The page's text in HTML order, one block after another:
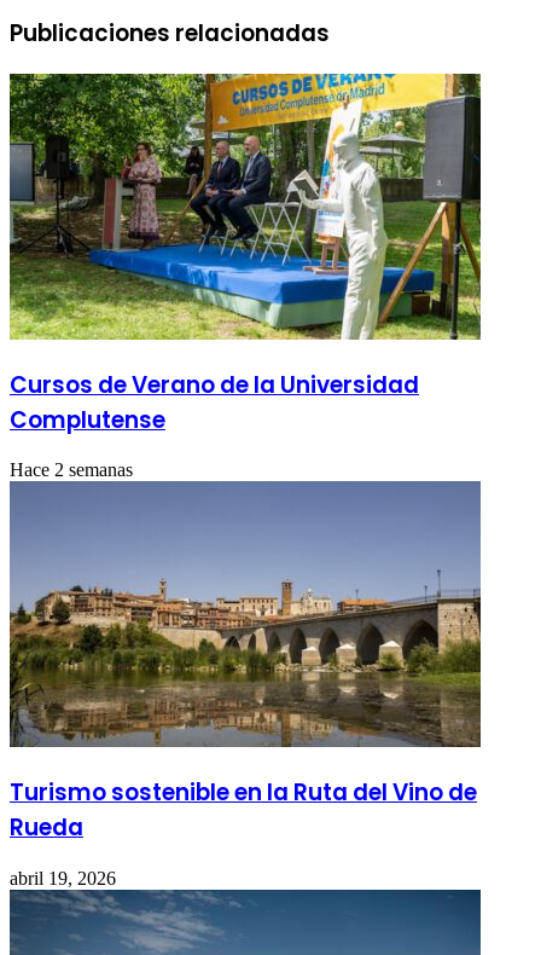
Publicaciones relacionadas
Cursos de Verano de la Universidad
Complutense
Hace 2 semanas
Turismo sostenible en la Ruta del Vino de
Rueda
abril 19, 2026